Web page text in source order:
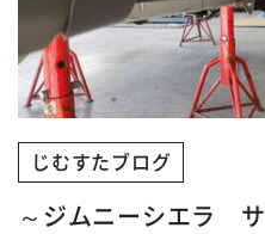
じむすたブログ
～ジムニーシエラ